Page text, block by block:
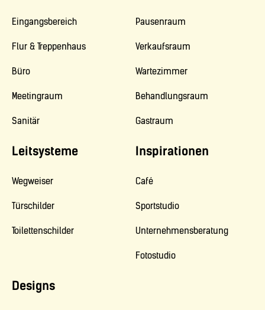
Leitsysteme
Designs
Inspirationen
Eingangsbereich
Flur & Treppenhaus
Büro
Meetingraum
Sanitär
Pausenraum
Verkaufsraum
Wartezimmer
Behandlungsraum
Gastraum
Wegweiser
Türschilder
Toilettenschilder
Café
Sportstudio
Unternehmensberatung
Fotostudio